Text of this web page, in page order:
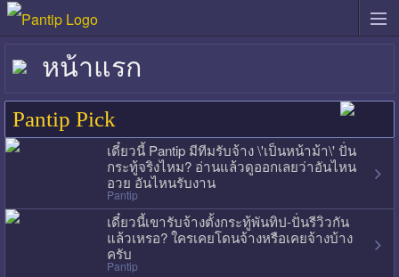
หน้าแรก
Pantip Pick
เดี๋ยวนี้ Pantip มีทีมรับจ้าง \'เป็นหน้าม้า\' ปั่น
กระทู้จริงไหม? อ่านแล้วดูออกเลยว่าอันไหน
อวย อันไหนรับงาน
Pantip
เดี๋ยวนี้เขารับจ้างตั้งกระทู้พันทิป-ปั่นรีวิวกัน
แล้วเหรอ? ใครเคยโดนจ้างหรือเคยจ้างบ้าง
ครับ
Pantip